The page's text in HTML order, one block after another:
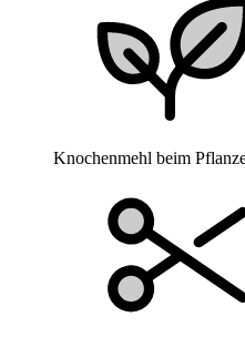
Knochenmehl beim